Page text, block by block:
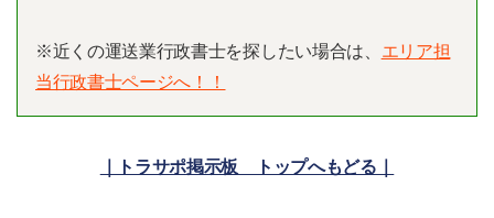
※近くの運送業行政書士を探したい場合は、 エリア担
当行政書士ページへ！！
｜トラサポ掲示板 トップへもどる｜